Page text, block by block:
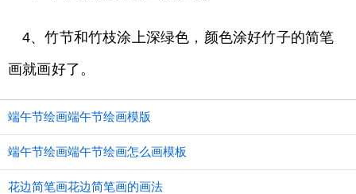
4、竹节和竹枝涂上深绿色，颜色涂好竹子的简笔
画就画好了。
端午节绘画端午节绘画模版
端午节绘画端午节绘画怎么画模板
花边简笔画花边简笔画的画法